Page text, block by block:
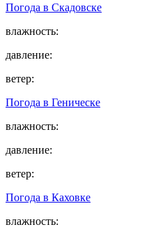
Погода в Скадовске
влажность:
давление:
ветер:
Погода в Геническе
влажность:
давление:
ветер:
Погода в Каховке
влажность: